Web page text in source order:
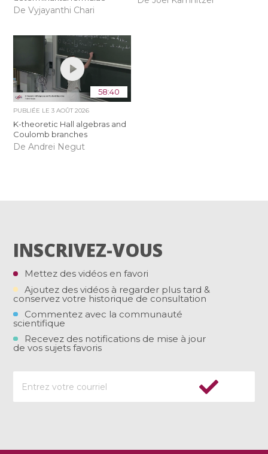
De Vyjayanthi Chari
58:40
PUBLIÉE LE3 AOÛT 2026
K-theoretic Hall algebras and
Coulomb branches
De Andrei Negut
INSCRIVEZ-VOUS
Mettez des vidéos en favori
Ajoutez des vidéos à regarder plus tard &
conservez votre historique de consultation
Commentez avec la communauté
scientifique
Recevez des notifications de mise à jour
de vos sujets favoris